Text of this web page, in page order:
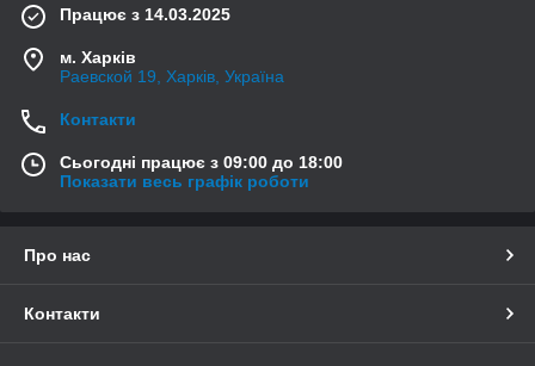
Працює з 14.03.2025
м. Харків
Раевской 19, Харків, Україна
Контакти
Сьогодні працює з 09:00 до 18:00
Показати весь графік роботи
Про нас
Контакти